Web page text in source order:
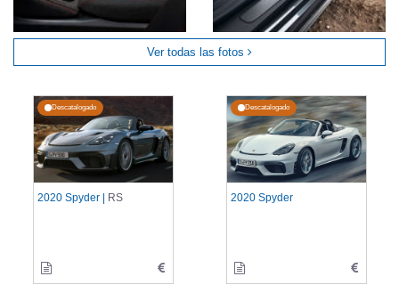
Ver todas las fotos
Descatalogado
2020 Spyder | RS
Descatalogado
2020 Spyder